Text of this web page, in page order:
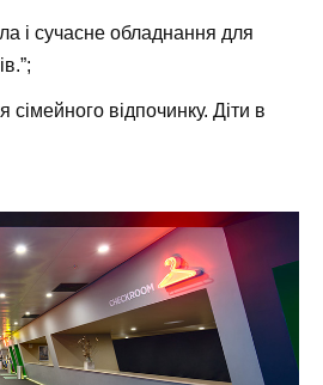
і сучасне обладнання для
сімейного відпочинку. Діти в